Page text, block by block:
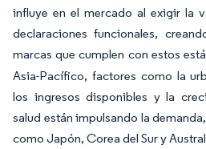
influye en el mercado al exigir la
declaraciones funcionales,
marcas que cumplen con estos
Asia-Pacífico, factores como la
los ingresos disponibles y la
salud están impulsando la
como Japón, Corea del Sur y